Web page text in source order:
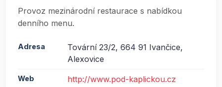
Provoz mezinárodní restaurace s nabídkou
denního menu.
Adresa
Tovární 23/2, 664 91 Ivančice,
Alexovice
Web http://www.pod-kaplickou.cz